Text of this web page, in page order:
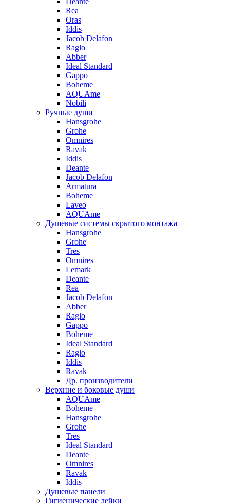
Rea
Oras
Iddis
Jacob Delafon
Raglo
Abber
Ideal Standard
Gappo
Boheme
AQUAme
Nobili
Ручные души
Hansgrohe
Grohe
Omnires
Ravak
Iddis
Deante
Jacob Delafon
Armatura
Boheme
Laveo
AQUAme
Душевые системы скрытого монтажа
Hansgrohe
Grohe
Tres
Omnires
Lemark
Deante
Rea
Jacob Delafon
Abber
Raglo
Gappo
Boheme
Ideal Standard
Raglo
Iddis
Ravak
Др. производители
Верхние и боковые души
AQUAme
Boheme
Hansgrohe
Grohe
Tres
Ideal Standard
Deante
Omnires
Ravak
Iddis
Душевые панели
Гигиенические лейки